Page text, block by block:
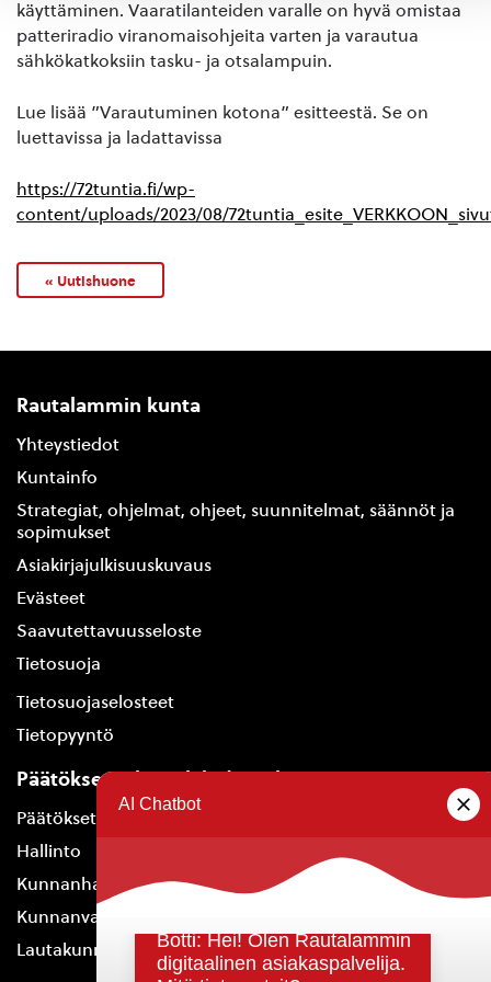
käyttäminen. Vaaratilanteiden varalle on hyvä omistaa
patteriradio viranomaisohjeita varten ja varautua
sähkökatkoksiin tasku- ja otsalampuin.
Lue lisää ”Varautuminen kotona” esitteestä. Se on
luettavissa ja ladattavissa
https://72tuntia.fi/wp-
content/uploads/2023/08/
« Uutishuone
Rautalammin kunta
Yhteystiedot
Kuntainfo
Strategiat, ohjelmat, ohjeet, suunnitelmat, säännöt ja
sopimukset
Asiakirjajulkisuuskuvaus
Evästeet
Saavutettavuusseloste
Tietosuoja
Tietosuojaselosteet
Tietopyyntö
Päätöksenteko ja lähidemokratia
Päätökset, esityslistat & pöytäkirjat
Hallinto
Kunnanhallitus
Kunnanvaltuusto
Lautakunnat